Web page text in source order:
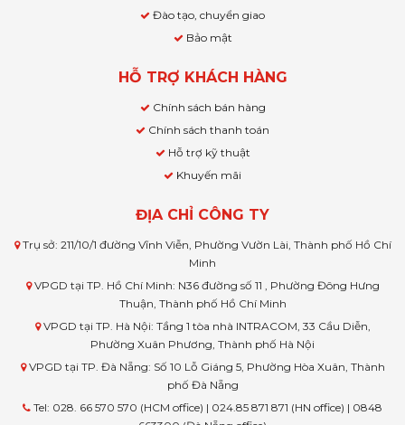
Đào tạo, chuyển giao
Bảo mật
HỖ TRỢ KHÁCH HÀNG
Chính sách bán hàng
Chính sách thanh toán
Hỗ trợ kỹ thuật
Khuyến mãi
ĐỊA CHỈ CÔNG TY
Trụ sở: 211/10/1 đường Vĩnh Viễn, Phường Vườn Lài, Thành phố Hồ Chí
Minh
VPGD tại TP. Hồ Chí Minh: N36 đường số 11 , Phường Đông Hưng
Thuận, Thành phố Hồ Chí Minh
VPGD tại TP. Hà Nội: Tầng 1 tòa nhà INTRACOM, 33 Cầu Diễn,
Phường Xuân Phương, Thành phố Hà Nội
VPGD tại TP. Đà Nẵng: Số 10 Lỗ Giáng 5, Phường Hòa Xuân, Thành
phố Đà Nẵng
Tel: 028. 66 570 570 (HCM office) | 024.85 871 871 (HN office) | 0848